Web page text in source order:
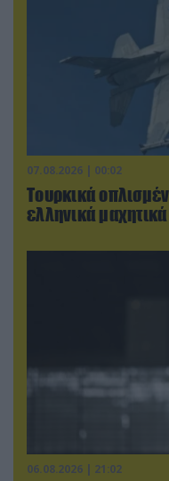
07.08.2026 | 00:02
Τουρκικά
ελληνικά μαχητικά
06.08.2026 | 21:02